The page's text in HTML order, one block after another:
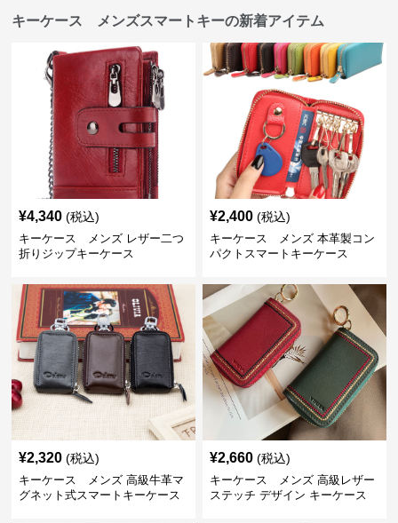
キーケース メンズスマートキーの新着アイテム
¥4,340 (税込)
キーケース メンズ レザー二つ
折りジップキーケース
¥2,400 (税込)
キーケース メンズ 本革製コン
パクトスマートキーケース
¥2,320 (税込)
キーケース メンズ 高級牛革マ
グネット式スマートキーケース
¥2,660 (税込)
キーケース メンズ 高級レザー
ステッチ デザイン キーケース